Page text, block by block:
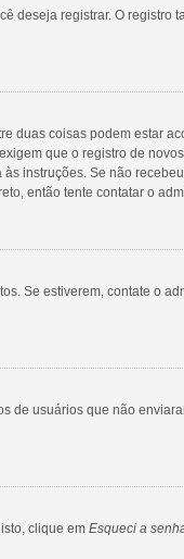
registrar. O registro
coisas podem estar
que o registro de
instruções. Se não
então tente contatar o
Se estiverem, contate o
de usuários que não
clique em Esqueci a